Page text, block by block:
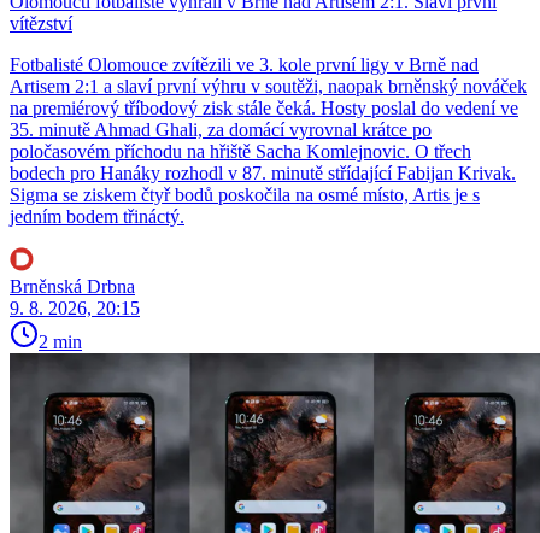
vítězství
Fotbalisté Olomouce zvítězili ve 3. kole první ligy v Brně nad
Artisem 2:1 a slaví první výhru v soutěži, naopak brněnský nováček
na premiérový tříbodový zisk stále čeká. Hosty poslal do vedení ve
35. minutě Ahmad Ghali, za domácí vyrovnal krátce po
poločasovém příchodu na hřiště Sacha Komlejnovic. O třech
bodech pro Hanáky rozhodl v 87. minutě střídající Fabijan Krivak.
Sigma se ziskem čtyř bodů poskočila na osmé místo, Artis je s
jedním bodem třináctý.
Brněnská Drbna
9. 8. 2026, 20:15
2 min